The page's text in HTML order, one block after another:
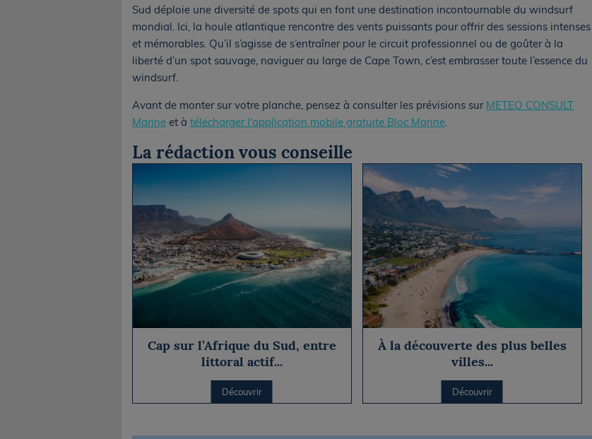
Sud déploie une diversité de spots qui en font une destination incontournable du windsurf
mondial. Ici, la houle atlantique rencontre des vents puissants pour offrir des sessions intenses
et mémorables. Qu’il s’agisse de s’entraîner pour le circuit professionnel ou de goûter à la
liberté d’un spot sauvage, naviguer au large de Cape Town, c’est embrasser toute l’essence du
windsurf.
Avant de monter sur votre planche, pensez à consulter les prévisions sur METEO CONSULT
Marine et à télécharger l'application mobile gratuite Bloc Marine.
La rédaction vous conseille
Cap sur l’Afrique du Sud, entre
littoral actif...
Découvrir
À la découverte des plus belles
villes...
Découvrir